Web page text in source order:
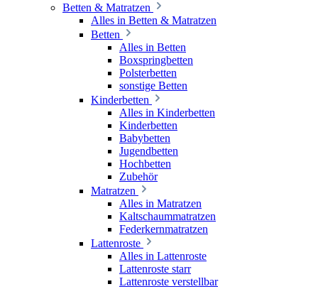
Betten & Matratzen
Alles in Betten & Matratzen
Betten
Alles in Betten
Boxspringbetten
Polsterbetten
sonstige Betten
Kinderbetten
Alles in Kinderbetten
Kinderbetten
Babybetten
Jugendbetten
Hochbetten
Zubehör
Matratzen
Alles in Matratzen
Kaltschaummatratzen
Federkernmatratzen
Lattenroste
Alles in Lattenroste
Lattenroste starr
Lattenroste verstellbar